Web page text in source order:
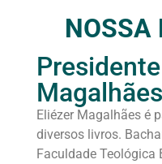
NOSSA
Magalhães
Eliézer Magalhães é
diversos livros.
Faculdade Teológica